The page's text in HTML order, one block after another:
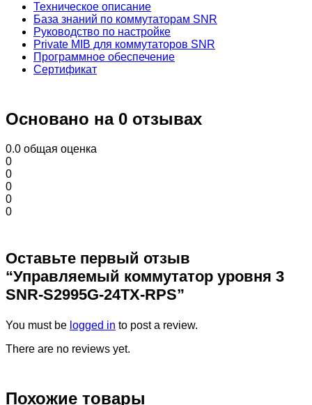
Техническое описание
База знаний по коммутаторам SNR
Руководство по настройке
Private MIB для коммутаторов SNR
Программное обеспечение
Сертификат
Основано на 0 отзывах
0.0 общая оценка
0
0
0
0
0
Оставьте первый отзыв
“Управляемый коммутатор уровня 3
SNR-S2995G-24TX-RPS”
You must be logged in to post a review.
There are no reviews yet.
Похожие товары